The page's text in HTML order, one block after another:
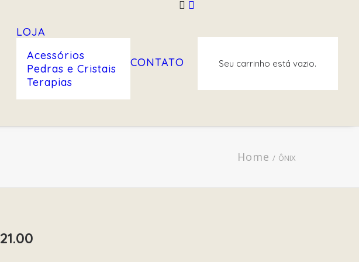
LOJA
Acessórios
Pedras e Cristais
Terapias
CONTATO Seu carrinho está vazio.
Home ÔNIX
21.00